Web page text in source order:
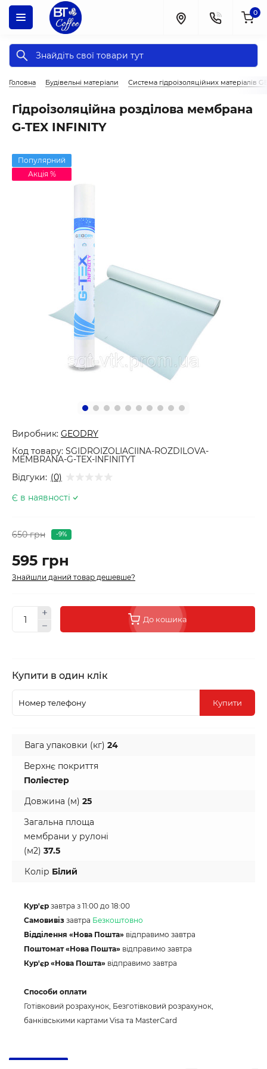
0
Головна Будівельні матеріали Система гідроізоляційних матеріалів
Гідроізоляційна розділова мембрана
G-TEX INFINITY
Популярний
Акція %
Виробник: GEODRY
Код товару: SGIDROIZOLIACIINA-ROZDILOVA-
MEMBRANA-G-TEX-INFINITYT
Відгуки: (0)
Є в наявності
650 грн -9%
595 грн
Знайшли даний товар дешевше?
До кошика
Купити в один клік
Купити
Вага упаковки (кг) 24
Верхнє покриття
Поліестер
Довжина (м) 25
Загальна площа
мембрани у рулоні
(м2) 37.5
Колір Білий
Кур'єр завтра з 11:00 до 18:00
Самовивіз завтра Безкоштовно
Відділення «Нова Пошта» відправимо завтра
Поштомат «Нова Пошта» відправимо завтра
Кур'єр «Нова Пошта» відправимо завтра
Способи оплати
Готівковий розрахунок, Безготівковий розрахунок,
банківськими картами Visa та MasterCard